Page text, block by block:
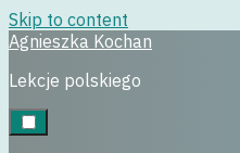
Skip to content
Agnieszka Kochan
Lekcje polskiego
klasa5